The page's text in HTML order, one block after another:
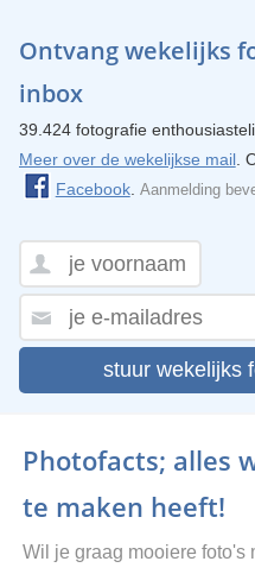
Ontvang wekelijks
inbox
39.424 fotografie
Meer over de wekelijkse mail.
Facebook. Aanmelding
stuur wekelijks
Photofacts; alles
te maken heeft!
Wil je graag mooiere foto's